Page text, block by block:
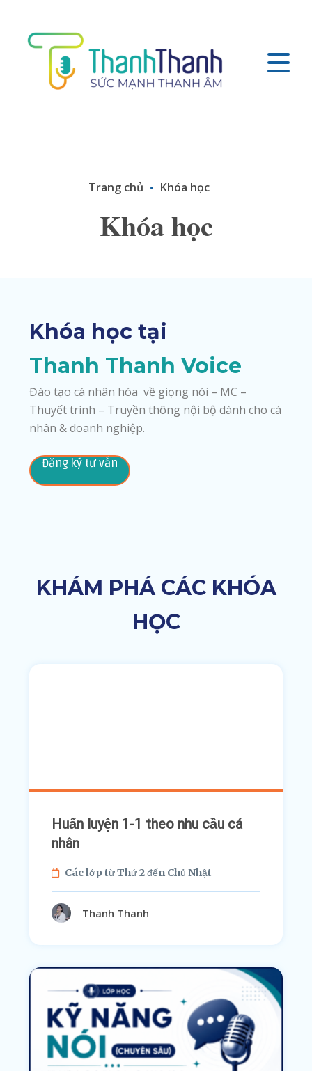
Trang chủ Khóa học
Khóa học
Khóa học tại
Thanh Thanh Voice
Đào tạo cá nhân hóa về giọng nói – MC –
Thuyết trình – Truyền thông nội bộ dành cho cá
nhân & doanh nghiệp.
Đăng ký tư vấn
KHÁM PHÁ CÁC KHÓA
HỌC
Huấn luyện 1-1 theo nhu cầu cá
nhân
Các lớp từ Thứ 2 đến Chủ Nhật
Thanh Thanh